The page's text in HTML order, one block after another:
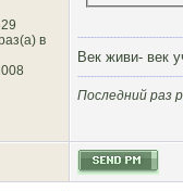
в
Век живи- век
Последний раз